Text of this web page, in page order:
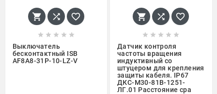
  
    
Выключатель
бесконтактный ISB
AF8A8-31P-10-LZ-V
  
    
Датчик контроля
частоты вращения
индуктивный со
штуцером для крепления
защиты кабеля. IP67
ДКС-М30-81В-1251-
ЛГ.01 Расстояние сра